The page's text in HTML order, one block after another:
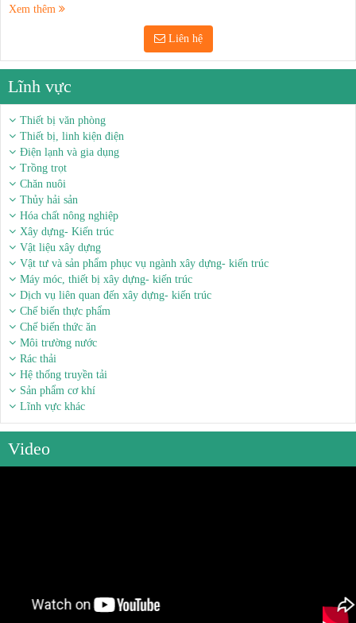
Xem thêm
Liên hệ
Lĩnh vực
Thiết bị văn phòng
Thiết bị, linh kiện điện
Điện lạnh và gia dụng
Trồng trọt
Chăn nuôi
Thủy hải sản
Hóa chất nông nghiệp
Xây dựng- Kiến trúc
Vật liệu xây dựng
Vật tư và sản phẩm phục vụ ngành xây dựng- kiến trúc
Máy móc, thiết bị xây dựng- kiến trúc
Dịch vụ liên quan đến xây dựng- kiến trúc
Chế biến thực phẩm
Chế biến thức ăn
Môi trường nước
Rác thải
Hệ thống truyền tải
Sản phẩm cơ khí
Lĩnh vực khác
Video